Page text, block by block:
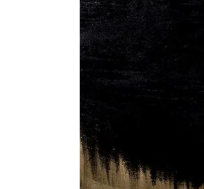
SERLACHIUS+
Gösta Serlachiuksen taidesäätiö